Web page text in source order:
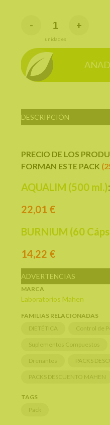
-
unidades
+
DESCRIPCIÓN
PRECIO DE LOS
FORMAN ESTE PACK
AQUALIM (500 ml.):
22,01 €
BURNIUM (60
14,22 €
ADVERTENCIAS
MARCA
Laboratorios Mahen
FAMILIAS RELACIONADAS
DIETÉTICA
Control de
Suplementos Compuestos
Drenantes PACKS
PACKS DESCUENTO MAHEN
TAGS
Pack